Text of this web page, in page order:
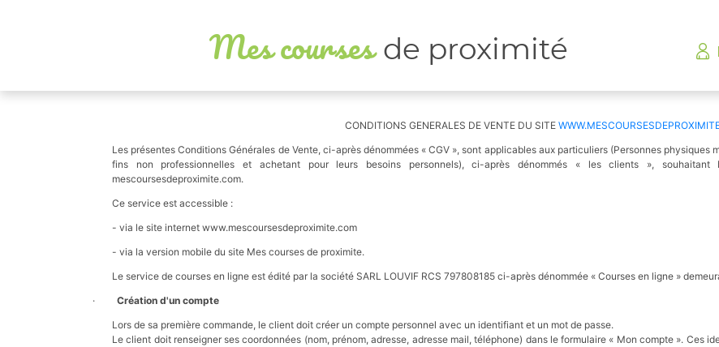
Mes courses de proximité
CONDITIONS GENERALES DE VENTE DU SITE
Les présentes Conditions Générales de Vente, ci-après dénommées « CGV », sont applicables aux particuliers (Personnes
fins non professionnelles et achetant pour leurs besoins personnels), ci-après dénommés « les clients »,
mescoursesdeproximite.com.
Ce service est accessible :
- via le site internet www.mescoursesdeproximite.com
- via la version mobile du site Mes courses de proximite.
Le service de courses en ligne est édité par la société SARL LOUVIF RCS 797808185 ci-après dénommée « Courses en ligne »
· Création d'un compte
Lors de sa première commande, le client doit créer un compte personnel avec un identifiant et un mot de passe.
Le client doit renseigner ses coordonnées (nom, prénom, adresse, adresse mail, téléphone) dans le formulaire « Mon compte ». Ces